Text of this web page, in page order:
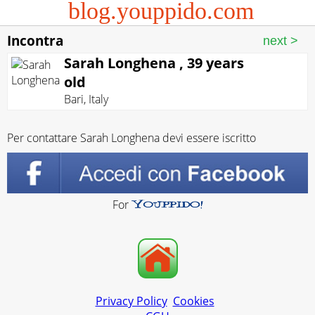
blog.youppido.com
Incontra
Sarah Longhena , 39 years
old
Bari, Italy
Per contattare Sarah Longhena devi essere iscritto
For
Privacy Policy Cookies